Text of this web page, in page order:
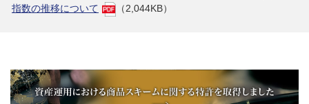
指数の推移について
（2,044KB）